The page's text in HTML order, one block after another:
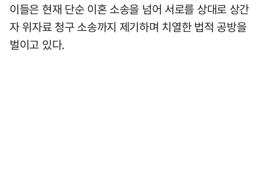
이들은 현재 단순 이혼 소송을 넘어 서로를 상대로 상간
자 위자료 청구 소송까지 제기하며 치열한 법적 공방을
벌이고 있다.